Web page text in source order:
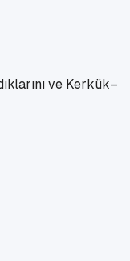
ve Kerkük–